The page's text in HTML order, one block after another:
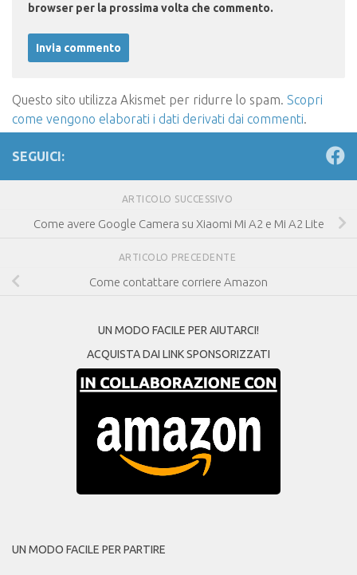
browser per la prossima volta che commento.
Questo sito utilizza Akismet per ridurre lo spam. Scopri
come vengono elaborati i dati derivati dai commenti
SEGUICI:
ARTICOLO SUCCESSIVO
Come avere Google Camera su Xiaomi Mi A2 e Mi A2 Lite
ARTICOLO PRECEDENTE
Come contattare corriere Amazon
UN MODO FACILE PER AIUTARCI!
ACQUISTA DAI LINK SPONSORIZZATI
UN MODO FACILE PER PARTIRE